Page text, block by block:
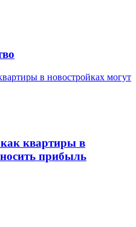
как квартиры в
прибыль